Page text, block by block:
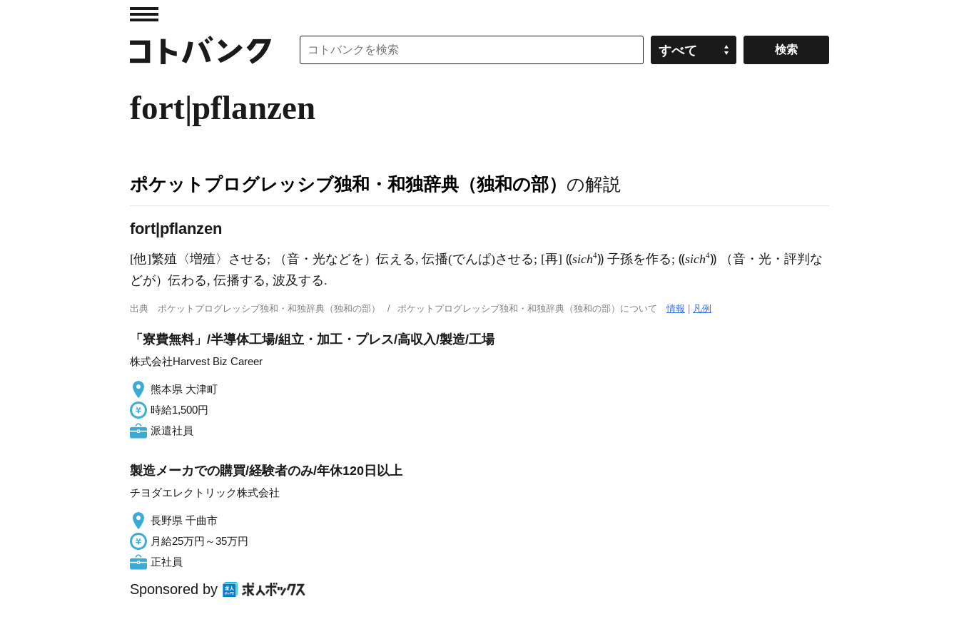
すべて
fort|pflanzen
ポケットプログレッシブ独和・和独辞典（独和の部） の解説
fort|pflanzen
[他]繁殖〈増殖〉させる; （音・光などを）伝える, 伝播(でんぱ)させる; [再] ⸨sich4⸩ 子孫を作る; ⸨sich4⸩ （音・光・評判な
どが）伝わる, 伝播する, 波及する.
出典 ポケットプログレッシブ独和・和独辞典（独和の部） ポケットプログレッシブ独和・和独辞典（独和の部）について情報 凡例
「寮費無料」/半導体工場/組立・加工・プレス/高収入/製造/工場
株式会社Harvest Biz Career
熊本県 大津町
時給1,500円
派遣社員
製造メーカでの購買/経験者のみ/年休120日以上
チヨダエレクトリック株式会社
長野県 千曲市
月給25万円～35万円
正社員
Sponsored by